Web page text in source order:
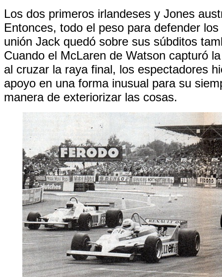
Los dos primeros irlandeses y Jones
Entonces, todo el peso para defender
unión Jack quedó sobre sus súbditos
Cuando el McLaren de Watson capturó
al cruzar la raya final, los espectadores
apoyo en una forma inusual para su
manera de exteriorizar las cosas.